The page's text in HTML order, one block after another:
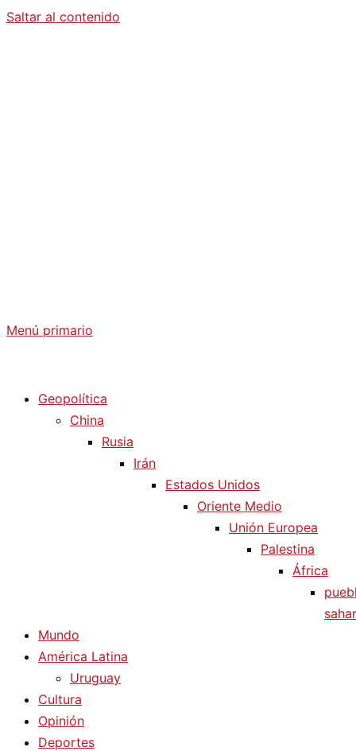
Saltar al contenido
Menú primario
Geopolítica
China
Rusia
Irán
Estados Unidos
Oriente Medio
Unión Europea
Palestina
África
Mundo
América Latina
Uruguay
Cultura
Opinión
Deportes